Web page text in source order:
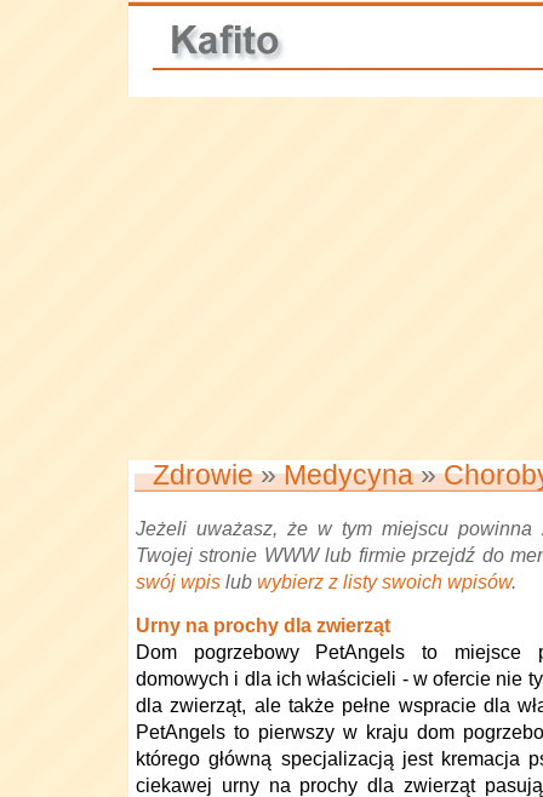
Zdrowie»Medycyna»
Jeżeli uważasz, że w tym miejscu powinna
Twojej stronie WWW lub firmie przejdź do
swój wpis lub wybierz z listy swoich wpisów.
Urny na prochy dla zwierząt
Dom pogrzebowy PetAngels to miejsce
domowych i dla ich właścicieli - w ofercie nie
dla zwierząt, ale także pełne wspracie dla
PetAngels to pierwszy w kraju dom
którego główną specjalizacją jest kremacja
ciekawej urny na prochy dla zwierząt